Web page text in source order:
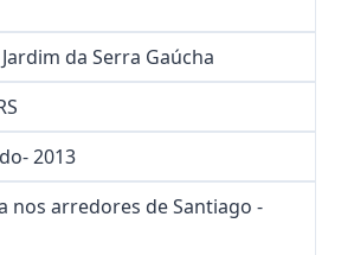
da Serra Gaúcha
2013
nos arredores de Santiago -